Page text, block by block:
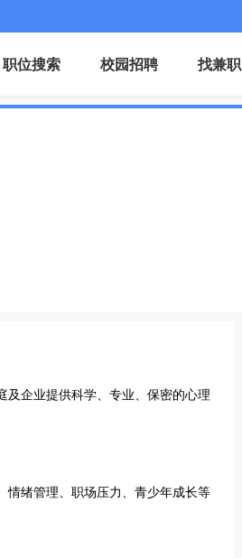
职位搜索 校园招聘 找兼职
及企业提供科学、专业、保密的心理
情绪管理、职场压力、青少年成长等